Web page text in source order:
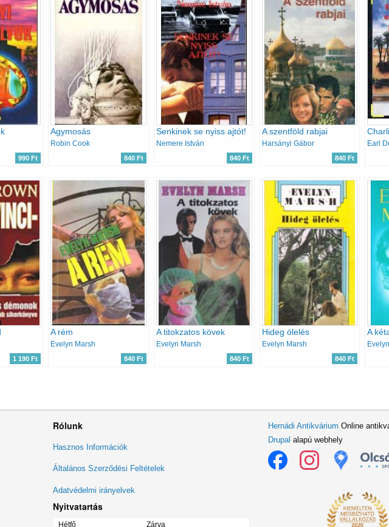
990 Ft
Agymosás
Robin Cook
840 Ft
Senkinek se nyiss ajtót!
Nemere István
840 Ft
A szentföld rabjai
Harsányi Gábor
840 Ft
Earl
1 190 Ft
A rém
Evelyn Marsh
840 Ft
A titokzatos kövek
Evelyn Marsh
840 Ft
Hideg ölelés
Evelyn Marsh
840 Ft
A
Rólunk
Lábléc
menü
Hasznos Információk
Általános Szerződési Feltételek
Adatvédelmi irányelvek
Nyitvatartás
Hétfő Zárva
Hernádi Antikvárium Online
Drupal alapú webhely